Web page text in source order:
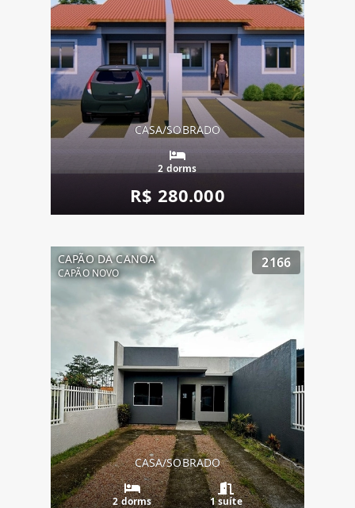
CASA/SOBRADO
2 dorms
R$ 280.000
CAPÃO DA CANOA
CAPÃO NOVO
2166
CASA/SOBRADO
2 dorms 1 suíte